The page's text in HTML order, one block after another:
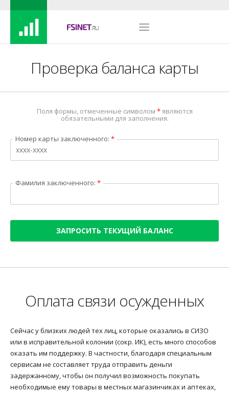
Проверка баланса карты
Поля формы, отмеченные символом *являются
обязательными для заполнения.
Номер карты заключенного: *
Фамилия заключенного: *
ЗАПРОСИТЬ ТЕКУЩИЙ БАЛАНС
Оплата связи осужденных
Сейчас у близких людей тех лиц, которые оказались в СИЗО
или в исправительной колонии (сокр. ИК), есть много способов
оказать им поддержку. В частности, благодаря специальным
сервисам не составляет труда отправить деньги
задержанному, чтобы он получил возможность покупать
необходимые ему товары в местных магазинчиках и аптеках,